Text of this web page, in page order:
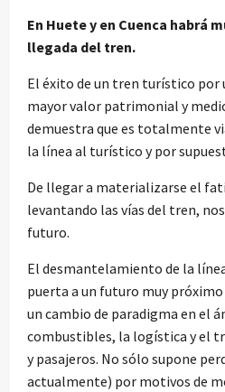
En Huete y en Cuenca habrá
llegada del tren.
El éxito de un tren turístico por
mayor valor patrimonial y
demuestra que es totalmente
la línea al turístico y por
De llegar a materializarse el
levantando las vías del tren,
futuro.
El desmantelamiento de la
puerta a un futuro muy próximo
un cambio de paradigma en el
combustibles, la logística y el
y pasajeros. No sólo supone
actualmente) por motivos de